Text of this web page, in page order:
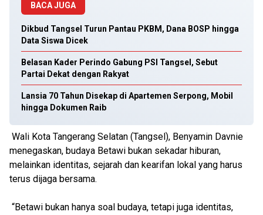
BACA JUGA
Dikbud Tangsel Turun Pantau PKBM, Dana BOSP hingga
Data Siswa Dicek
Belasan Kader Perindo Gabung PSI Tangsel, Sebut
Partai Dekat dengan Rakyat
Lansia 70 Tahun Disekap di Apartemen Serpong, Mobil
hingga Dokumen Raib
Wali Kota Tangerang Selatan (Tangsel), Benyamin Davnie
menegaskan, budaya Betawi bukan sekadar hiburan,
melainkan identitas, sejarah dan kearifan lokal yang harus
terus dijaga bersama.
“Betawi bukan hanya soal budaya, tetapi juga identitas,